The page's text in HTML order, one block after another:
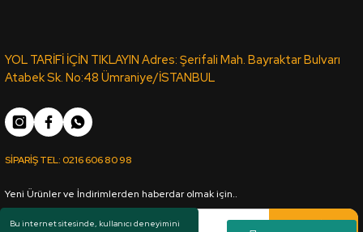
Bu internet sitesinde, kullanıcı deneyimini
18mm*1830*3660mm Ham MDF - ÇAMSAN ORDU
YOL TARİFİ İÇİN TIKLAYIN Adres: Şerifali Mah. Bayraktar Bulvarı
Atabek Sk. No:48 Ümraniye/İSTANBUL
SİPARİŞ TEL:0216 606 80 98
Yeni Ürünler ve İndirimlerden haberdar olmak için..
Kaydol